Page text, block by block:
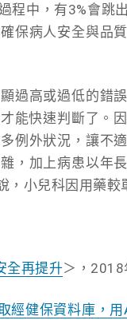
中，有3%會跳
保病人安全與品
過高或過低的錯
能快速判斷了。
例外狀況，讓不
，加上病患以年
小兒科因用藥較
全再提升＞，2018
經健保資料庫，